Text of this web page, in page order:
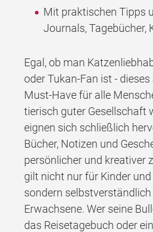
Mit praktischen Tipps
Journals, Tagebücher,
Egal, ob man
oder Tukan-Fan ist -
Must-Have für alle
tierisch guter Gesellschaft
eignen sich schließlich
Bücher, Notizen und
persönlicher und kreativer
gilt nicht nur für Kinder
sondern
Erwachsene. Wer seine
das Reisetagebuch oder